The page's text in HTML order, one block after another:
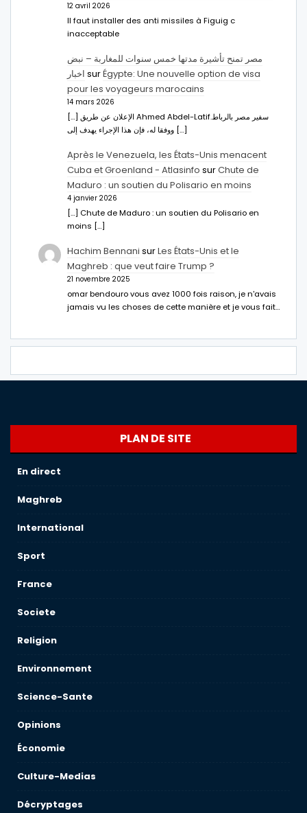
12 avril 2026
Il faut installer des anti missiles à Figuig c
inacceptable
مصر تمنح تأشيرة مدتها خمس سنوات للمغاربة – نبض
اخبار surÉgypte: Une nouvelle option de visa
pour les voyageurs marocains
14 mars 2026
[…] الإعلان عن طريق Ahmed Abdel-Latifسفير مصر بالرباط.
ووفقا له، فإن هذا الإجراء يهدف إلى […]
Après le Venezuela, les États-Unis menacent
Cuba et Groenland - Atlasinfo surChute de
Maduro : un soutien du Polisario en moins
4 janvier 2026
[…] Chute de Maduro : un soutien du Polisario en
moins […]
Hachim Bennani surLes États-Unis et le
Maghreb : que veut faire Trump ?
21 novembre 2025
omar bendouro vous avez 1000 fois raison, je n'avais
jamais vu les choses de cette manière et je vous fait…
PLAN DE SITE
En direct
Maghreb
International
Sport
France
Societe
Religion
Environnement
Science-Sante
Opinions
Économie
Culture-Medias
Décryptages